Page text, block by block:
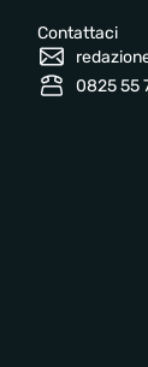
Contattaci
0825 55